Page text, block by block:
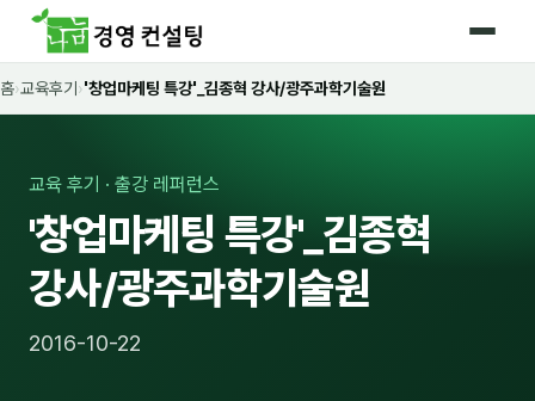
홈
🤖 AI · IT 교육
📈 마케팅 · 영업
🤝 B2B 세일즈
홈›교육후기 ›'창업마케팅 특강'_김종혁 강사/광주과학기술원
교육 후기 · 출강 레퍼런스
'창업마케팅 특강'_김종혁
강사/광주과학기술원
2016-10-22